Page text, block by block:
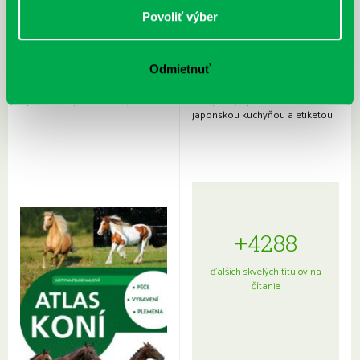
Povoliť výber
Odmietnuť
Sprievodca po hviezdnej oblohe
kompletný sprievodca
japonskou kuchyňou a etiketou
+4288
ďalších skvelých titulov na
čítanie